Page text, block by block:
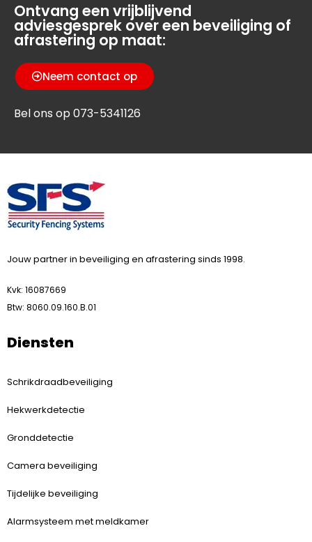
Ontvang een vrijblijvend
adviesgesprek over een beveiliging of
afrastering op maat:
Neem contact op
Bel ons op 073-5341126
Jouw partner in beveiliging en afrastering sinds 1998.
Kvk: 16087669
Btw: 8060.09.160.B.01
Diensten
Schrikdraadbeveiliging
Hekwerkdetectie
Gronddetectie
Camera beveiliging
Tijdelijke beveiliging
Alarmsysteem met meldkamer